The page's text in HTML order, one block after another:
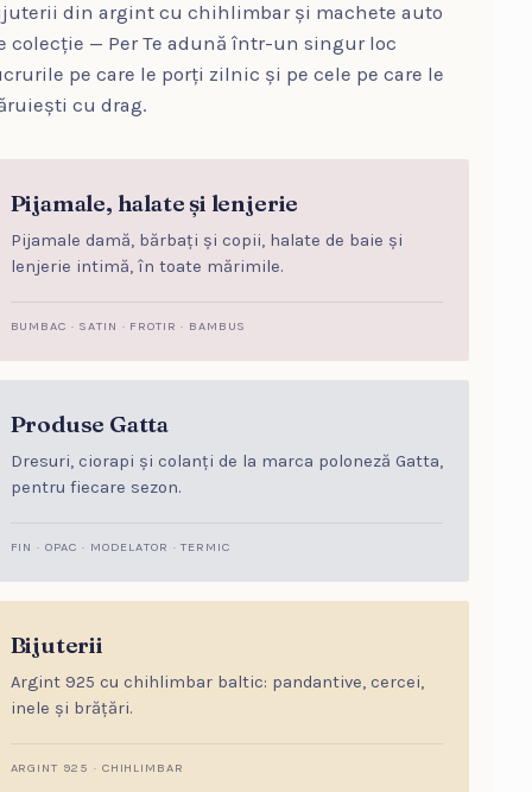
din argint cu chihlimbar și machete auto
colecție — Per Te adună într-un singur loc
pe care le porți zilnic și pe cele pe care le
cu drag.
Pijamale, halate și lenjerie
Pijamale damă, bărbați și copii, halate de baie și
lenjerie intimă, în toate mărimile.
BUMBAC · SATIN · FROTIR · BAMBUS
Produse Gatta
Dresuri, ciorapi și colanți de la marca poloneză Gatta,
pentru fiecare sezon.
FIN · OPAC · MODELATOR · TERMIC
Bijuterii
Argint 925 cu chihlimbar baltic: pandantive, cercei,
inele și brățări.
ARGINT 925 · CHIHLIMBAR